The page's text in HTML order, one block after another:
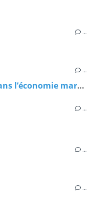
…
…
L’apport économique des MRE dans l’économie marocaine
…
…
…